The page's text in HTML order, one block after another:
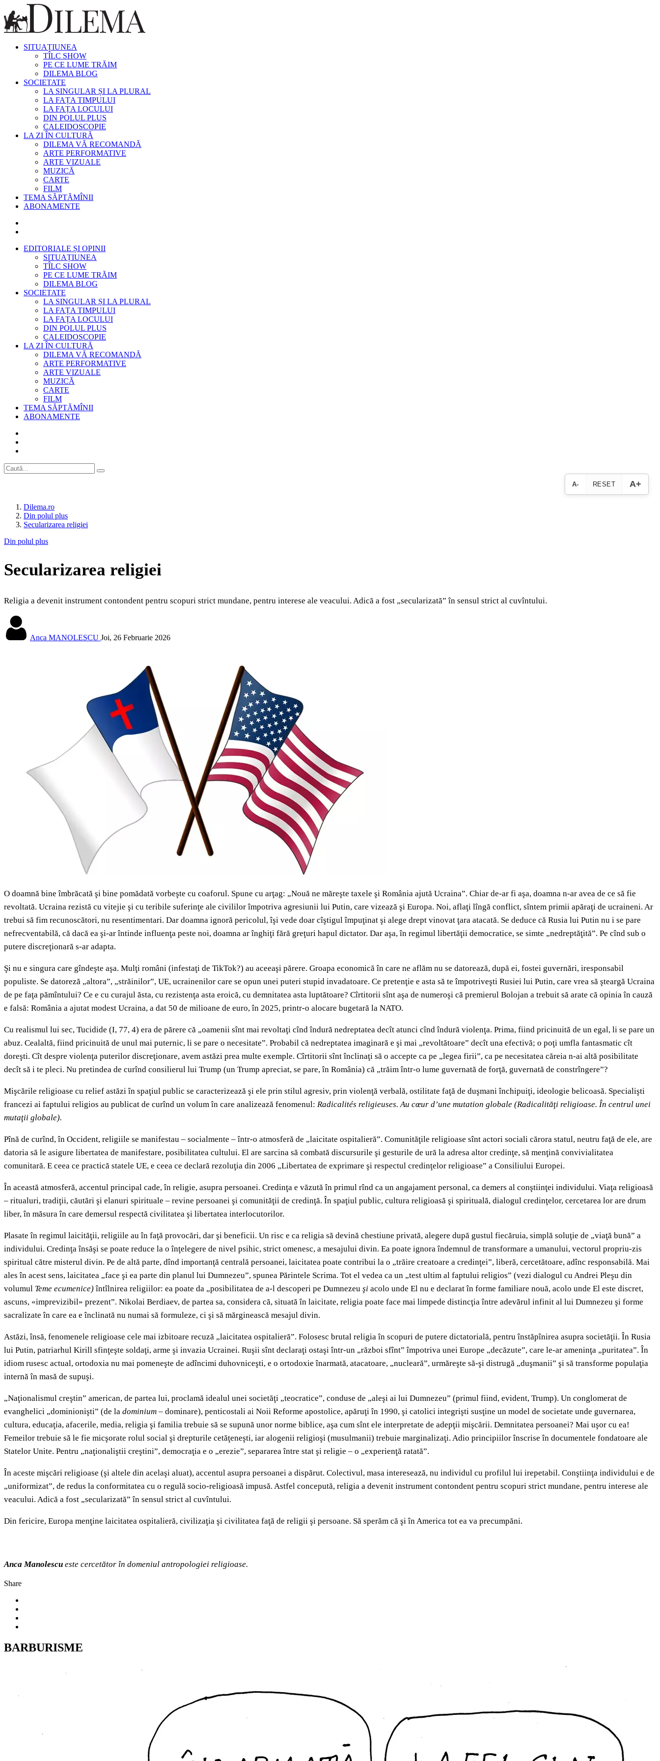
SITUAȚIUNEA
TÎLC SHOW
PE CE LUME TRĂIM
DILEMA BLOG
SOCIETATE
LA SINGULAR ȘI LA PLURAL
LA FAȚA TIMPULUI
LA FAȚA LOCULUI
DIN POLUL PLUS
CALEIDOSCOPIE
LA ZI ÎN CULTURĂ
DILEMA VĂ RECOMANDĂ
ARTE PERFORMATIVE
ARTE VIZUALE
MUZICĂ
CARTE
FILM
TEMA SĂPTĂMÎNII
ABONAMENTE
EDITORIALE ȘI OPINII
SITUAȚIUNEA
TÎLC SHOW
PE CE LUME TRĂIM
DILEMA BLOG
SOCIETATE
LA SINGULAR ȘI LA PLURAL
LA FAȚA TIMPULUI
LA FAȚA LOCULUI
DIN POLUL PLUS
CALEIDOSCOPIE
LA ZI ÎN CULTURĂ
DILEMA VĂ RECOMANDĂ
ARTE PERFORMATIVE
ARTE VIZUALE
MUZICĂ
CARTE
FILM
TEMA SĂPTĂMÎNII
ABONAMENTE
A- RESET A+
Dilema.ro
Din polul plus
Secularizarea religiei
Din polul plus
Secularizarea religiei
Religia a devenit instrument contondent pentru scopuri strict mundane, pentru interese ale veacului. Adică a fost „secularizată” în sensul strict al cuvîntului.
Anca MANOLESCU Joi, 26 Februarie 2026
O doamnă bine îmbrăcată şi bine pomădată vorbeşte cu coaforul. Spune cu arţag: „Nouă ne măreşte taxele şi România ajută Ucraina”. Chiar de-ar fi aşa, doamna n-ar avea de ce să fie
revoltată. Ucraina rezistă cu vitejie şi cu teribile suferinţe ale civililor împotriva agresiunii lui Putin, care vizează şi Europa. Noi, aflaţi lîngă conflict, sîntem primii apăraţi de ucraineni. Ar
trebui să fim recunoscători, nu resentimentari. Dar doamna ignoră pericolul, îşi vede doar cîştigul împuţinat şi alege drept vinovat ţara atacată. Se deduce că Rusia lui Putin nu i se pare
nefrecventabilă, că dacă ea şi-ar întinde influenţa peste noi, doamna ar înghiţi fără greţuri hapul dictator. Dar aşa, în regimul libertăţii democratice, se simte „nedreptăţită”. Pe cînd sub o
putere discreţionară s-ar adapta.
Şi nu e singura care gîndeşte aşa. Mulţi români (infestaţi de TikTok?) au aceeaşi părere. Groapa economică în care ne aflăm nu se datorează, după ei, fostei guvernări, iresponsabil
populiste. Se datoreză „altora”, „străinilor”, UE, ucrainenilor care se opun unei puteri stupid invadatoare. Ce pretenţie e asta să te împotriveşti Rusiei lui Putin, care vrea să şteargă Ucraina
de pe faţa pămîntului? Ce e cu curajul ăsta, cu rezistenţa asta eroică, cu demnitatea asta luptătoare? Cîrtitorii sînt aşa de numeroşi că premierul Bolojan a trebuit să arate că opinia în cauză
e falsă: România a ajutat modest Ucraina, a dat 50 de milioane de euro, în 2025, printr-o alocare bugetară la NATO.
Cu realismul lui sec, Tucidide (I, 77, 4) era de părere că „oamenii sînt mai revoltaţi cînd îndură nedreptatea decît atunci cînd îndură violenţa. Prima, fiind pricinuită de un egal, li se pare un
abuz. Cealaltă, fiind pricinuită de unul mai puternic, li se pare o necesitate”. Probabil că nedreptatea imaginară e şi mai „revoltătoare” decît una efectivă; o poţi umfla fantasmatic cît
doreşti. Cît despre violenţa puterilor discreţionare, avem astăzi prea multe exemple. Cîrtitorii sînt înclinaţi să o accepte ca pe „legea firii”, ca pe necesitatea căreia n-ai altă posibilitate
decît să i te pleci. Nu pretindea de curînd consilierul lui Trump (un Trump apreciat, se pare, în România) că „trăim într-o lume guvernată de forţă, guvernată de constrîngere”?
Mişcările religioase cu relief astăzi în spaţiul public se caracterizează şi ele prin stilul agresiv, prin violenţă verbală, ostilitate faţă de duşmani închipuiţi, ideologie belicoasă. Specialişti
francezi ai faptului religios au publicat de curînd un volum în care analizează fenomenul: Radicalités religieuses. Au cœur d’une mutation globale (Radicalităţi religioase. În centrul unei
mutaţii globale).
Pînă de curînd, în Occident, religiile se manifestau – socialmente – într-o atmosferă de „laicitate ospitalieră”. Comunităţile religioase sînt actori sociali cărora statul, neutru faţă de ele, are
datoria să le asigure libertatea de manifestare, posibilitatea cultului. El are sarcina să combată discursurile şi gesturile de ură la adresa altor credinţe, să menţină convivialitatea
comunitară. E ceea ce practică statele UE, e ceea ce declară rezoluţia din 2006 „Libertatea de exprimare şi respectul credinţelor religioase” a Consiliului Europei.
În această atmosferă, accentul principal cade, în religie, asupra persoanei. Credinţa e văzută în primul rînd ca un angajament personal, ca demers al conştiinţei individului. Viaţa religioasă
– ritualuri, tradiţii, căutări şi elanuri spirituale – revine persoanei şi comunităţii de credinţă. În spaţiul public, cultura religioasă şi spirituală, dialogul credinţelor, cercetarea lor are drum
liber, în măsura în care demersul respectă civilitatea şi libertatea interlocutorilor.
Plasate în regimul laicităţii, religiile au în faţă provocări, dar şi beneficii. Un risc e ca religia să devină chestiune privată, alegere după gustul fiecăruia, simplă soluţie de „viaţă bună” a
individului. Credinţa însăşi se poate reduce la o înţelegere de nivel psihic, strict omenesc, a mesajului divin. Ea poate ignora îndemnul de transformare a umanului, vectorul propriu-zis
spiritual către misterul divin. Pe de altă parte, dînd importanţă centrală persoanei, laicitatea poate contribui la o „trăire creatoare a credinţei”, liberă, cercetătoare, adînc responsabilă. Mai
ales în acest sens, laicitatea „face şi ea parte din planul lui Dumnezeu”, spunea Părintele Scrima. Tot el vedea ca un „test ultim al faptului religios” (vezi dialogul cu Andrei Pleşu din
volumul Teme ecumenice)întîlnirea religiilor: ea poate da „posibilitatea de a-l descoperi pe Dumnezeu şi acolo unde El nu e declarat în forme familiare nouă, acolo unde El este discret,
ascuns, «imprevizibil» prezent”. Nikolai Berdiaev, de partea sa, considera că, situată în laicitate, religia poate face mai limpede distincţia între adevărul infinit al lui Dumnezeu şi forme
sacralizate în care ea e înclinată nu numai să formuleze, ci şi să mărginească mesajul divin.
Astăzi, însă, fenomenele religioase cele mai izbitoare recuză „laicitatea ospitalieră”. Folosesc brutal religia în scopuri de putere dictatorială, pentru înstăpînirea asupra societăţii. În Rusia
lui Putin, patriarhul Kirill sfinţeşte soldaţi, arme şi invazia Ucrainei. Ruşii sînt declaraţi ostaşi într-un „război sfînt” împotriva unei Europe „decăzute”, care le-ar ameninţa „puritatea”. În
idiom rusesc actual, ortodoxia nu mai pomeneşte de adîncimi duhovniceşti, e o ortodoxie înarmată, atacatoare, „nucleară”, urmăreşte să-şi distrugă „duşmanii” şi să transforme populaţia
internă în masă de supuşi.
„Naţionalismul creştin” american, de partea lui, proclamă idealul unei societăţi „teocratice”, conduse de „aleşi ai lui Dumnezeu” (primul fiind, evident, Trump). Un conglomerat de
evanghelici „dominionişti” (de la dominium – dominare), penticostali ai Noii Reforme apostolice, apăruţi în 1990, şi catolici integrişti susţine un model de societate unde guvernarea,
cultura, educaţia, afacerile, media, religia şi familia trebuie să se supună unor norme biblice, aşa cum sînt ele interpretate de adepţii mişcării. Demnitatea persoanei? Mai uşor cu ea!
Femeilor trebuie să le fie micşorate rolul social şi drepturile cetăţeneşti, iar alogenii religioşi (musulmanii) trebuie marginalizaţi. Adio principiilor înscrise în documentele fondatoare ale
Statelor Unite. Pentru „naţionaliştii creştini”, democraţia e o „erezie”, separarea între stat şi religie – o „experienţă ratată”.
În aceste mişcări religioase (şi altele din acelaşi aluat), accentul asupra persoanei a dispărut. Colectivul, masa interesează, nu individul cu profilul lui irepetabil. Conştiinţa individului e de
„uniformizat”, de redus la conformitatea cu o regulă socio-religioasă impusă. Astfel concepută, religia a devenit instrument contondent pentru scopuri strict mundane, pentru interese ale
veacului. Adică a fost „secularizată” în sensul strict al cuvîntului.
Din fericire, Europa menţine laicitatea ospitalieră, civilizaţia şi civilitatea faţă de religii şi persoane. Să sperăm că şi în America tot ea va precumpăni.
Anca Manolescu este cercetător în domeniul antropologiei religioase.
Share
BARBURISME